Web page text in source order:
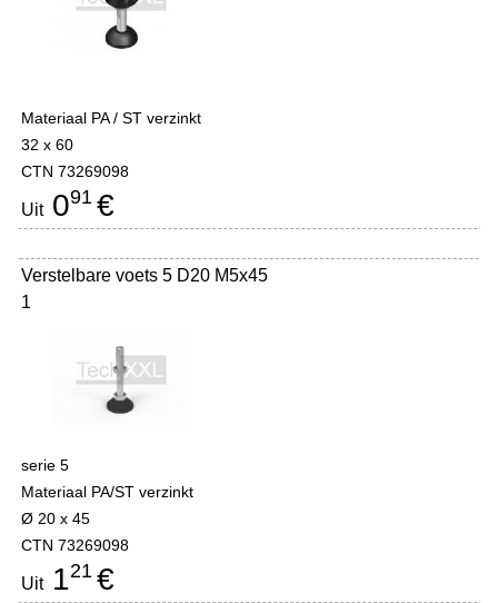
Materiaal PA / ST verzinkt
32 x 60
CTN 73269098
Uit091 €
Verstelbare voets 5 D20 M5x45
1
serie 5
Materiaal PA/ST verzinkt
Ø 20 x 45
CTN 73269098
Uit121 €